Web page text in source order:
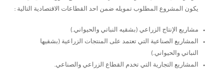
يكون المشروع المطلوب تمويله ضمن احد القطاعات الاقتصادية التالية :
مشاريع الإنتاج الزراعي (بشقيه النباتي والحيواني(.
المشاريع الصناعية التي تعتمد على المنتجات الزراعية (بشقيها
النباتي والحيواني(.
المشاريع التجارية التي تخدم القطاع الزراعي والصناعي.